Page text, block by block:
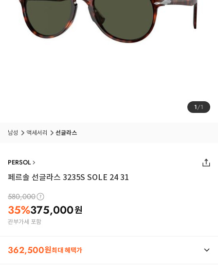
1/1
남성 액세서리 선글라스
PERSOL
페르솔 선글라스 3235S SOLE 24 31
580,000
35%375,000원
관부가세 포함
362,500원최대 혜택가